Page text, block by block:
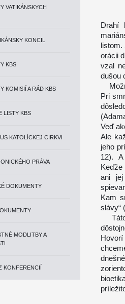
VATIKÁNSKYCH
KONCIL
KBS
KOMISIÍ A RÁD KBS
LISTY KBS
KATOLÍCKEJ CIRKVI
PRÁVA
DOKUMENTY
MODLITBY A
KONFERENCIÍ
Drahí
listom.
orácii
vzal
dušou
Pri
Veď
Ale
jeho
12). A
Keďže
ani
Kam
slávy“
Táto